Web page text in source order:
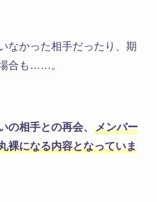
なかった相手だったり、期
合も……。
の相手との再会、 メンバー
裸になる内容となっていま